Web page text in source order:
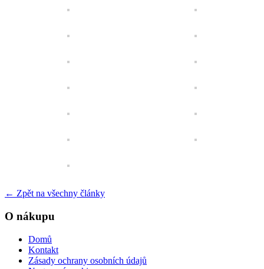
← Zpět na všechny články
O nákupu
Domů
Kontakt
Zásady ochrany osobních údajů